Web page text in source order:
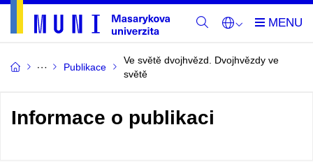
Publikace
Ve světě dvojhvězd. Dvojhvězdy ve
světě
Informace o publikaci